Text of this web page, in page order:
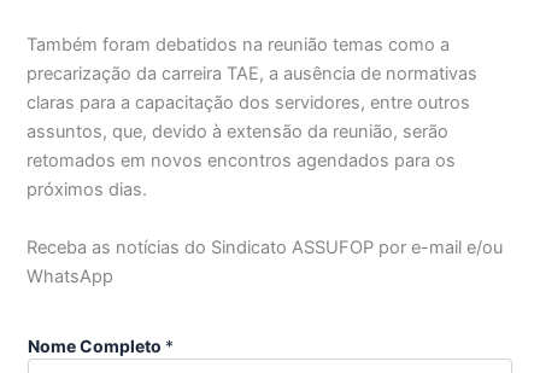
Também foram debatidos na reunião temas como a
precarização da carreira TAE, a ausência de normativas
claras para a capacitação dos servidores, entre outros
assuntos, que, devido à extensão da reunião, serão
retomados em novos encontros agendados para os
próximos dias.
Receba as notícias do Sindicato ASSUFOP por e-mail e/ou
WhatsApp
Nome Completo *